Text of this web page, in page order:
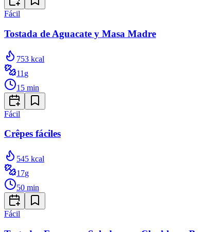
Fácil
Tostada de Aguacate y Masa Madre
753 kcal
11 g
15 min
Fácil
Crêpes fáciles
545 kcal
17g
50 min
Fácil